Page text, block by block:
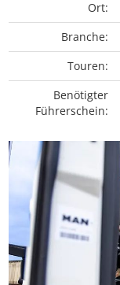
Ort:
Branche:
Touren:
Benötigter
Führerschein: